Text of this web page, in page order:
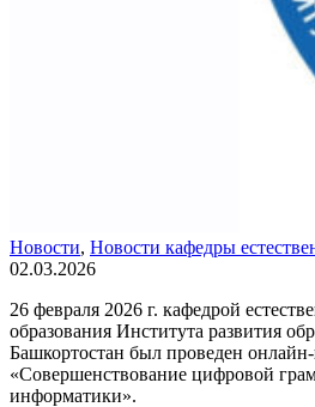
Новости, Новости кафедры
02.03.2026
26 февраля 2026 г. кафедрой
образования Института развития
Башкортостан был проведен
«Совершенствование цифровой
информатики».